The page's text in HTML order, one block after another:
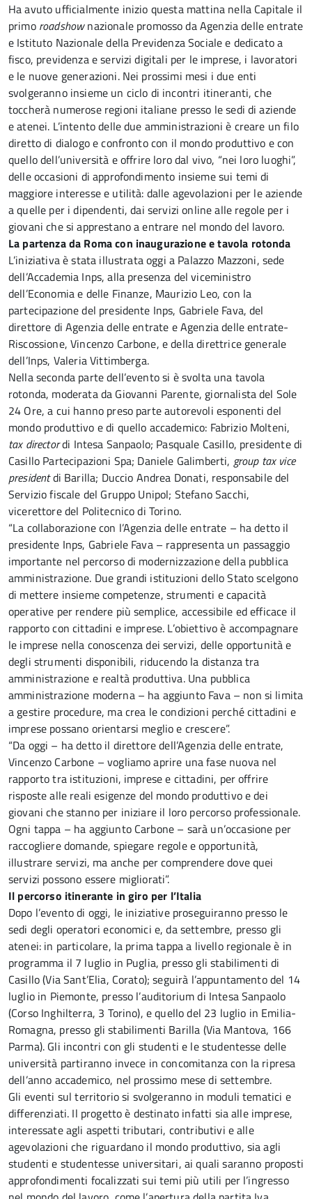
Ha avuto ufficialmente inizio questa mattina nella Capitale il
primo roadshownazionale promosso da Agenzia delle entrate
e Istituto Nazionale della Previdenza Sociale e dedicato a
fisco, previdenza e servizi digitali per le imprese, i lavoratori
e le nuove generazioni. Nei prossimi mesi i due enti
svolgeranno insieme un ciclo di incontri itineranti, che
toccherà numerose regioni italiane presso le sedi di aziende
e atenei. L’intento delle due amministrazioni è creare un filo
diretto di dialogo e confronto con il mondo produttivo e con
quello dell’università e offrire loro dal vivo, “nei loro luoghi”,
delle occasioni di approfondimento insieme sui temi di
maggiore interesse e utilità: dalle agevolazioni per le aziende
a quelle per i dipendenti, dai servizi online alle regole per i
giovani che si apprestano a entrare nel mondo del lavoro.
La partenza da Roma con inaugurazione e tavola rotonda
L’iniziativa è stata illustrata oggi a Palazzo Mazzoni, sede
dell’Accademia Inps, alla presenza del viceministro
dell’Economia e delle Finanze, Maurizio Leo, con la
partecipazione del presidente Inps, Gabriele Fava, del
direttore di Agenzia delle entrate e Agenzia delle entrate-
Riscossione, Vincenzo Carbone, e della direttrice generale
dell’Inps, Valeria Vittimberga.
Nella seconda parte dell’evento si è svolta una tavola
rotonda, moderata da Giovanni Parente, giornalista del Sole
24 Ore, a cui hanno preso parte autorevoli esponenti del
mondo produttivo e di quello accademico: Fabrizio Molteni,
tax directordi Intesa Sanpaolo; Pasquale Casillo, presidente di
Casillo Partecipazioni Spa; Daniele Galimberti, group tax vice
presidentdi Barilla; Duccio Andrea Donati, responsabile del
Servizio fiscale del Gruppo Unipol; Stefano Sacchi,
vicerettore del Politecnico di Torino.
“La collaborazione con l’Agenzia delle entrate – ha detto il
presidente Inps, Gabriele Fava – rappresenta un passaggio
importante nel percorso di modernizzazione della pubblica
amministrazione. Due grandi istituzioni dello Stato scelgono
di mettere insieme competenze, strumenti e capacità
operative per rendere più semplice, accessibile ed efficace il
rapporto con cittadini e imprese. L’obiettivo è accompagnare
le imprese nella conoscenza dei servizi, delle opportunità e
degli strumenti disponibili, riducendo la distanza tra
amministrazione e realtà produttiva. Una pubblica
amministrazione moderna – ha aggiunto Fava – non si limita
a gestire procedure, ma crea le condizioni perché cittadini e
imprese possano orientarsi meglio e crescere”.
“Da oggi – ha detto il direttore dell’Agenzia delle entrate,
Vincenzo Carbone – vogliamo aprire una fase nuova nel
rapporto tra istituzioni, imprese e cittadini, per offrire
risposte alle reali esigenze del mondo produttivo e dei
giovani che stanno per iniziare il loro percorso professionale.
Ogni tappa – ha aggiunto Carbone – sarà un’occasione per
raccogliere domande, spiegare regole e opportunità,
illustrare servizi, ma anche per comprendere dove quei
servizi possono essere migliorati”.
Il percorso itinerante in giro per l’Italia
Dopo l’evento di oggi, le iniziative proseguiranno presso le
sedi degli operatori economici e, da settembre, presso gli
atenei: in particolare, la prima tappa a livello regionale è in
programma il 7 luglio in Puglia, presso gli stabilimenti di
Casillo (Via Sant’Elia, Corato); seguirà l’appuntamento del 14
luglio in Piemonte, presso l’auditorium di Intesa Sanpaolo
(Corso Inghilterra, 3 Torino), e quello del 23 luglio in Emilia-
Romagna, presso gli stabilimenti Barilla (Via Mantova, 166
Parma). Gli incontri con gli studenti e le studentesse delle
università partiranno invece in concomitanza con la ripresa
dell’anno accademico, nel prossimo mese di settembre.
Gli eventi sul territorio si svolgeranno in moduli tematici e
differenziati. Il progetto è destinato infatti sia alle imprese,
interessate agli aspetti tributari, contributivi e alle
agevolazioni che riguardano il mondo produttivo, sia agli
studenti e studentesse universitari, ai quali saranno proposti
approfondimenti focalizzati sui temi più utili per l’ingresso